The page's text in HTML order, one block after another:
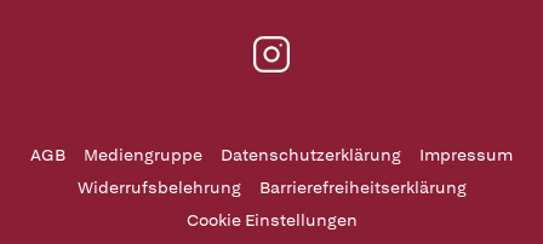
AGB Mediengruppe Datenschutzerklärung
Impressum
Widerrufsbelehrung
Barrierefreiheitserklärung
Cookie Einstellungen